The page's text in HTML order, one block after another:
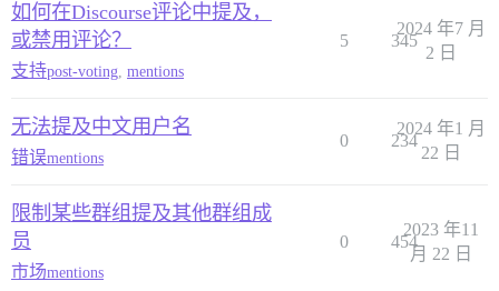
如何在Discourse评论中提及，
或禁用评论？
支持post-voting mentions
5 345
2024 年7 月
2 日
无法提及中文用户名
错误mentions
0 234
2024 年1 月
22 日
限制某些群组提及其他群组成
员
市场mentions
0 454
2023 年11
月 22 日